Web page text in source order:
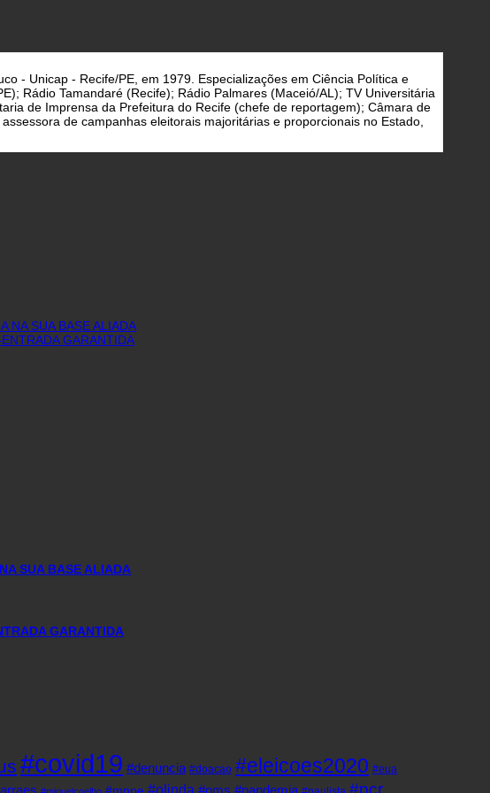
- Unicap - Recife/PE, em 1979. Especializações em Ciência Política e
Rádio Tamandaré (Recife); Rádio Palmares (Maceió/AL); TV Universitária
de Imprensa da Prefeitura do Recife (chefe de reportagem); Câmara de
de campanhas eleitorais majoritárias e proporcionais no Estado,
NA SUA BASE ALIADA
GARANTIDA
SUA BASE ALIADA
GARANTIDA
#covid19 #denuncia #doacao #eleicoes2020 #eua
#miguelcoelho #olinda #oms #pandemia #pcr